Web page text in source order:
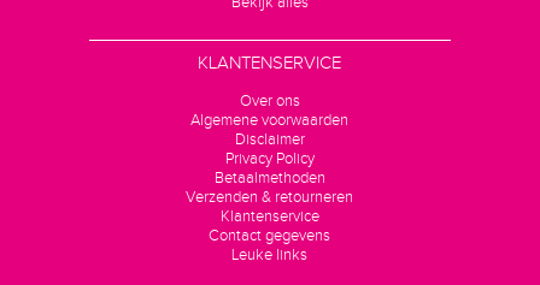
KLANTENSERVICE
Over ons
Algemene voorwaarden
Disclaimer
Privacy Policy
Betaalmethoden
Verzenden & retourneren
Klantenservice
Contact gegevens
Leuke links